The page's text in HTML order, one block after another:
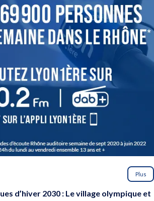
Plus
d’hiver 2030 : Le village olympique et